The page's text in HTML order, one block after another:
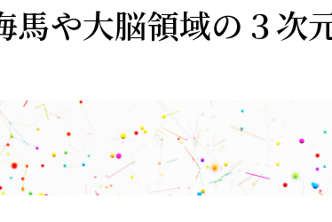
馬や大脳領域の３次